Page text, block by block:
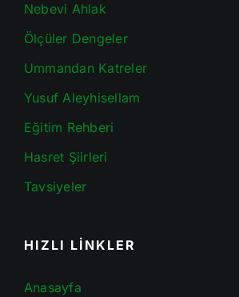
Nebevi Ahlak
Ölçüler Dengeler
Ummandan Katreler
Yusuf Aleyhisellam
Eğitim Rehberi
Hasret Şiirleri
Tavsiyeler
HIZLI LİNKLER
Anasayfa